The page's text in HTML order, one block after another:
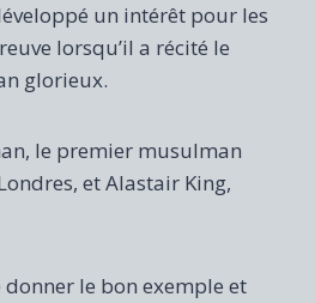
un intérêt pour les
lorsqu’il a récité le
glorieux.
le premier musulman
et Alastair King,
le bon exemple et